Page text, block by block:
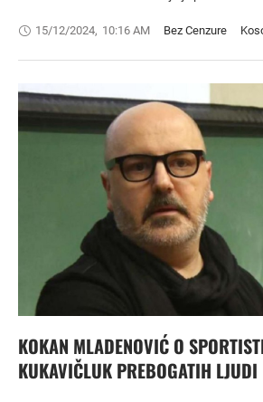
15/12/2024, 10:16 AM Bez Cenzure
KOKAN MLADENOVIĆ O
KUKAVIČLUK PREBOGATIH LJUDI